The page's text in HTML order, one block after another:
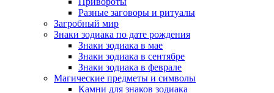
Разные заговоры и ритуалы
Загробный мир
Знаки зодиака по дате рождения
Знаки зодиака в мае
Знаки зодиака в сентябре
Знаки зодиака в феврале
Магические предметы и символы
Камни для знаков зодиака